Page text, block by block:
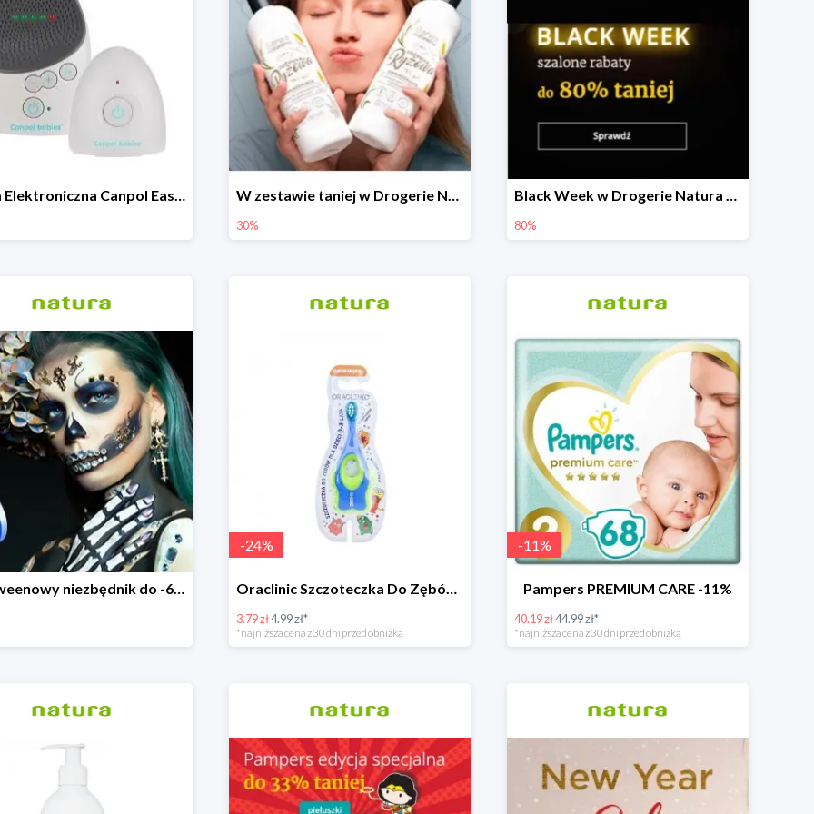
Niania Elektroniczna Canpol EasyStart W zestawie taniej w Drogerie Natura do -30%
30%
Black Week w Drogerie Natura do -80%
80%
Halloweenowy niezbędnik do -60% taniej
-24%
Oraclinic Szczoteczka Do Zębów Dla Dzieci 0-3 Lata Bardzo Miękka -24%
3.79 zł4.99 zł*
*najniższa cena z 30 dni przed obniżką
-11%
Pampers PREMIUM CARE -11%
40.19 zł44.99 zł*
*najniższa cena z 30 dni przed obniżką